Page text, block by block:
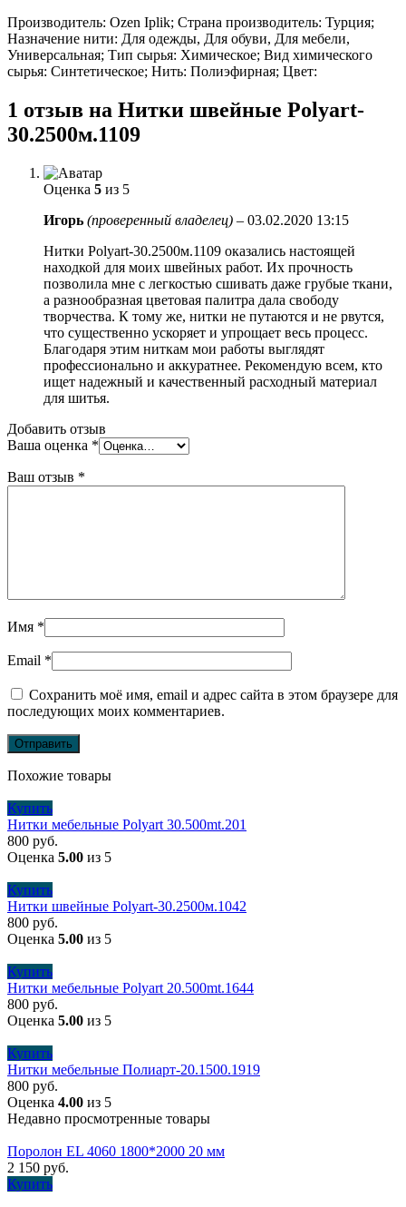
Производитель: Ozen Iplik; Страна производитель: Турция;
Назначение нити: Для одежды, Для обуви, Для мебели,
Универсальная; Тип сырья: Химическое; Вид химического
сырья: Синтетическое; Нить: Полиэфирная; Цвет:
1 отзыв на Нитки швейные Polyart-
30.2500м.1109
Оценка 5 из 5
Игорь (проверенный владелец) – 03.02.2020 13:15
Нитки Polyart-30.2500м.1109 оказались настоящей
находкой для моих швейных работ. Их прочность
позволила мне с легкостью сшивать даже грубые ткани,
а разнообразная цветовая палитра дала свободу
творчества. К тому же, нитки не путаются и не рвутся,
что существенно ускоряет и упрощает весь процесс.
Благодаря этим ниткам мои работы выглядят
профессионально и аккуратнее. Рекомендую всем, кто
ищет надежный и качественный расходный материал
для шитья.
Добавить отзыв
Ваша оценка *
Ваш отзыв *
Имя *
Email *
Сохранить моё имя, email и адрес сайта в этом браузере для
последующих моих комментариев.
Похожие товары
Купить
Нитки мебельные Polyart 30.500mt.201
800 руб.
Оценка 5.00 из 5
Купить
Нитки швейные Polyart-30.2500м.1042
800 руб.
Оценка 5.00 из 5
Купить
Нитки мебельные Polyart 20.500mt.1644
800 руб.
Оценка 5.00 из 5
Купить
Нитки мебельные Полиарт-20.1500.1919
800 руб.
Оценка 4.00 из 5
Недавно просмотренные товары
Поролон EL 4060 1800*2000 20 мм
2 150 руб.
Купить